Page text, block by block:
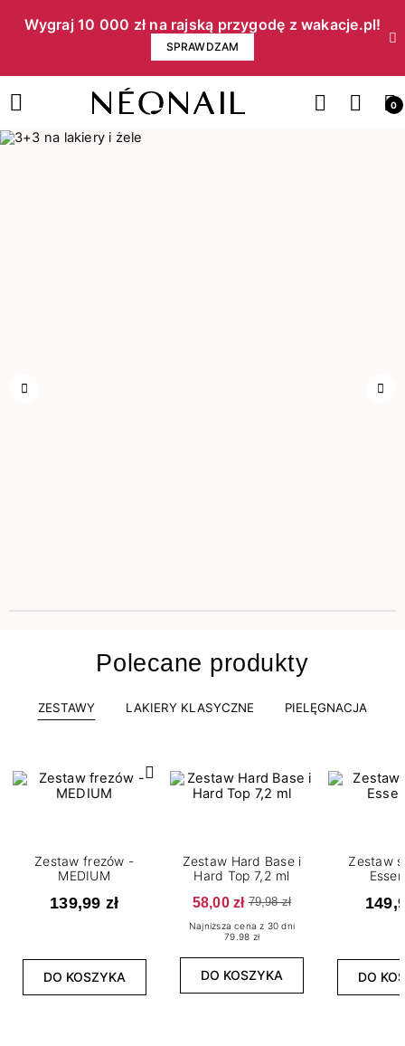
Wygraj 10 000 zł na rajską przygodę z wakacje.pl!​
SPRAWDZAM
0
Polecane produkty
ZESTAWY LAKIERY KLASYCZNE PIELĘGNACJA
Zestaw frezów -
MEDIUM
139,99 zł
DO KOSZYKA
Zestaw Hard Base i
Hard Top 7,2 ml
58,00 zł 79,98 zł
Najniższa cena z 30 dni
79.98 zł
DO KOSZYKA
Zestaw
DO